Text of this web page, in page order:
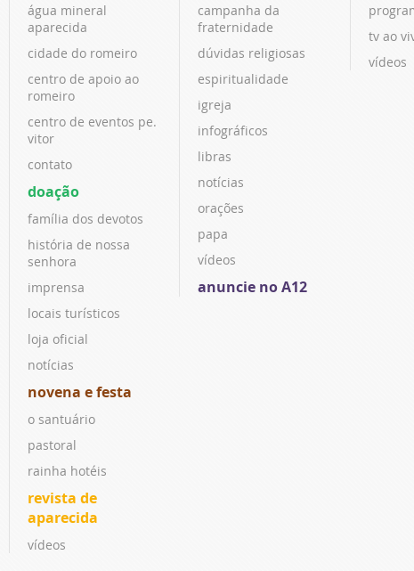
água mineral
aparecida
cidade do romeiro
centro de apoio ao
romeiro
centro de eventos pe.
vitor
contato
doação
família dos devotos
história de nossa
senhora
imprensa
locais turísticos
loja oficial
notícias
novena e festa
o santuário
pastoral
rainha hotéis
revista de
aparecida
vídeos
campanha da
fraternidade
dúvidas religiosas
espiritualidade
igreja
infográficos
libras
notícias
orações
papa
vídeos
anuncie no A12
tv ao
vídeos